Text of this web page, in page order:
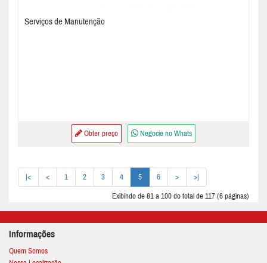
Serviços de Manutenção
Obter preço Negocie no Whats
|< < 1 2 3 4 5 6 > >|
Exibindo de 81 a 100 do total de 117 (6 páginas)
Informações
Quem Somos